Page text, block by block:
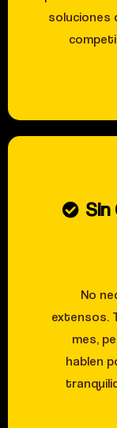
soluciones
Sin
No
extensos.
mes,
hablen